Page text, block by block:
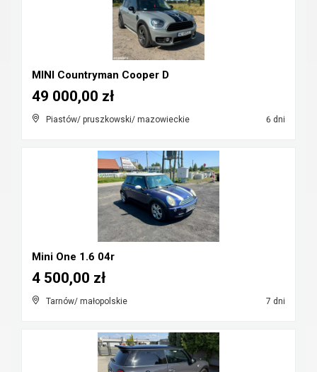
MINI Countryman Cooper D
Piastów/ pruszkowski/ mazowieckie 6 dni
49 000,00 zł
Mini One 1.6 04r
Tarnów/ małopolskie 7 dni
4 500,00 zł